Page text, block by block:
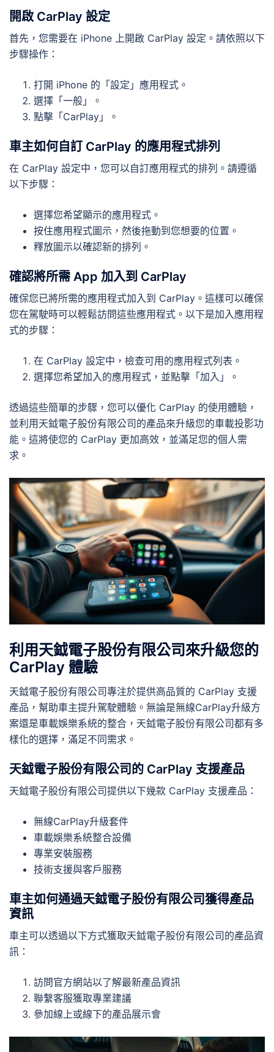
開啟 CarPlay 設定
首先，您需要在 iPhone 上開啟 CarPlay 設定。請依照以下
步驟操作：
打開 iPhone 的「設定」應用程式。
選擇「一般」。
點擊「CarPlay」。
車主如何自訂 CarPlay 的應用程式排列
在 CarPlay 設定中，您可以自訂應用程式的排列。請遵循
以下步驟：
選擇您希望顯示的應用程式。
按住應用程式圖示，然後拖動到您想要的位置。
釋放圖示以確認新的排列。
確認將所需 App 加入到 CarPlay
確保您已將所需的應用程式加入到 CarPlay。這樣可以確保
您在駕駛時可以輕鬆訪問這些應用程式。以下是加入應用程
式的步驟：
在 CarPlay 設定中，檢查可用的應用程式列表。
選擇您希望加入的應用程式，並點擊「加入」。
透過這些簡單的步驟，您可以優化 CarPlay 的使用體驗，
並利用天鉞電子股份有限公司的產品來升級您的車載投影功
能。這將使您的 CarPlay 更加高效，並滿足您的個人需
求。
利用天鉞電子股份有限公司來升級您的
CarPlay 體驗
天鉞電子股份有限公司專注於提供高品質的 CarPlay 支援
產品，幫助車主提升駕駛體驗。無論是無線CarPlay升級方
案還是車載娛樂系統的整合，天鉞電子股份有限公司都有多
樣化的選擇，滿足不同需求。
天鉞電子股份有限公司的 CarPlay 支援產品
天鉞電子股份有限公司提供以下幾款 CarPlay 支援產品：
無線CarPlay升級套件
車載娛樂系統整合設備
專業安裝服務
技術支援與客戶服務
車主如何通過天鉞電子股份有限公司獲得產品
資訊
車主可以透過以下方式獲取天鉞電子股份有限公司的產品資
訊：
訪問官方網站以了解最新產品資訊
聯繫客服獲取專業建議
參加線上或線下的產品展示會